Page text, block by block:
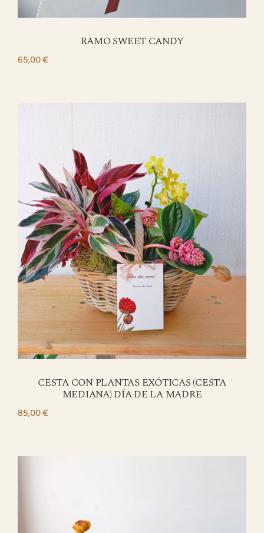
RAMO SWEET CANDY
65,00€
CESTA CON PLANTAS EXÓTICAS (CESTA
MEDIANA) DÍA DE LA MADRE
85,00€